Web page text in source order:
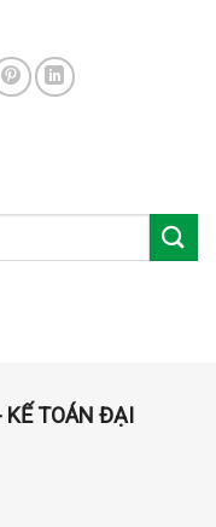
KẾ TOÁN ĐẠI